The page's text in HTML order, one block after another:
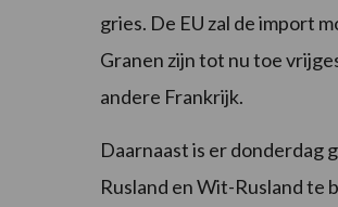
gries. De EU zal de import
Granen zijn tot nu toe
andere Frankrijk.
Daarnaast is er donderdag
Rusland en Wit-Rusland te